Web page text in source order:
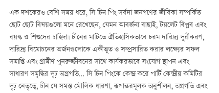
এক দশকেরও বেশি সময় ধরে, সি চিন পিং সর্বদা জনগণের জীবিকা সম্পর্কিত
ছোট ছোট বিষয়গুলো মনে রেখেছেন, যেমন আবর্জনা বাছাই, টয়লেট বিপ্লব এবং
বয়স্ক ও শিশুদের চাহিদা। চীনের মাটিতে ঐতিহাসিকভাবে চরম দারিদ্র্য দূরীকরণ,
দারিদ্র্য বিমোচনের অর্জনগুলোকে একীভূত ও সম্প্রসারিত করার লক্ষ্যের সফল
সমাপ্তি এবং গ্রামীণ পুনরুজ্জীবনের সাথে কার্যকরভাবে সংযোগ স্থাপন এবং
সাধারণ সমৃদ্ধির দৃঢ় অগ্রগতি... সি চিন পিংকে কেন্দ্র করে পার্টি কেন্দ্রীয় কমিটির
দৃঢ় নেতৃত্বে, চীন যে সমস্ত মৌলিক ধারণা, রূপান্তরমূলক অনুশীলন, অগ্রগতি এবং